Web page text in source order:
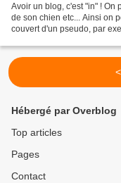
Avoir un blog, c'est "in" ! On
de son chien etc... Ainsi on
couvert d'un pseudo, par
Hébergé par Overblog
Top articles
Pages
Contact